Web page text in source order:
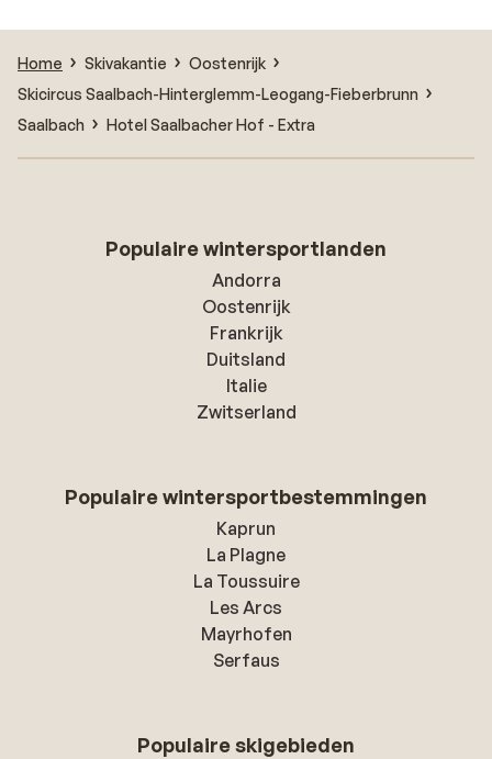
Home Skivakantie
Oostenrijk
Skicircus Saalbach-Hinterglemm-Leogang-Fieberbrunn
Saalbach
Hotel Saalbacher Hof - Extra
Populaire wintersportlanden
Andorra
Oostenrijk
Frankrijk
Duitsland
Italie
Zwitserland
Populaire wintersportbestemmingen
Kaprun
La Plagne
La Toussuire
Les Arcs
Mayrhofen
Serfaus
Populaire skigebieden